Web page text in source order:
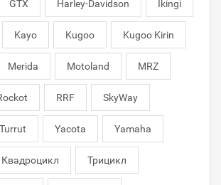
GTX Harley-Davidson Ikingi
Kayo Kugoo Kugoo Kirin
Merida Motoland MRZ
RRF SkyWay
Turrut Yacota Yamaha
Квадроцикл Трицикл